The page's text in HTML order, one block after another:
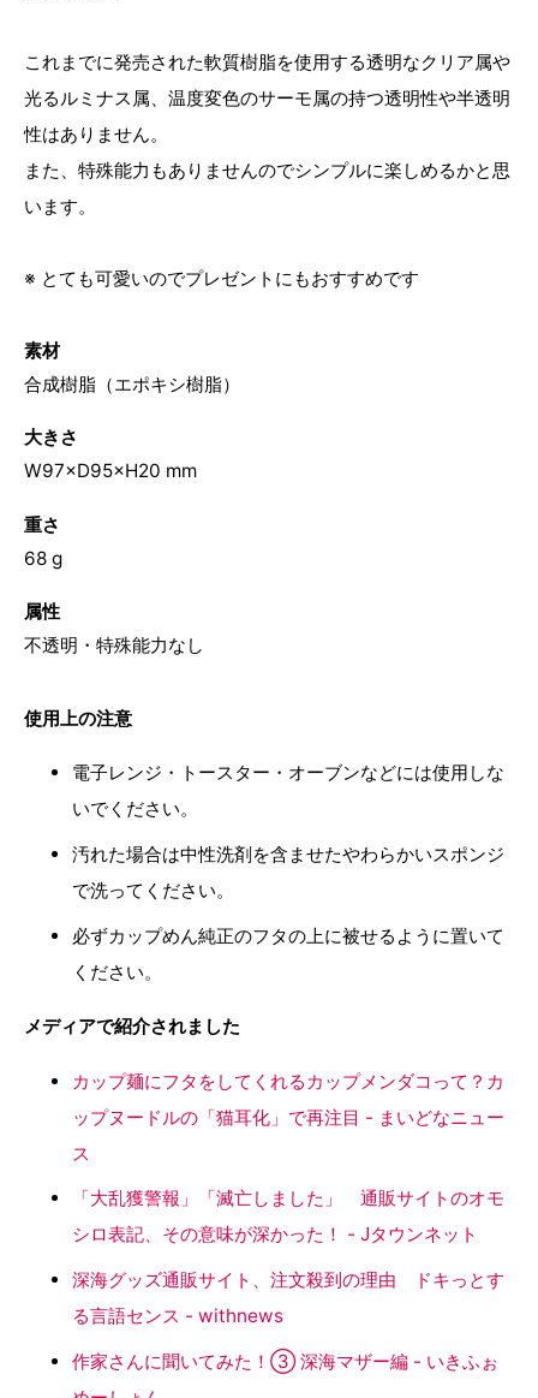
これまでに発売された軟質樹脂を使用する透明なクリア属や
光るルミナス属、温度変色のサーモ属の持つ透明性や半透明
性はありません。
また、特殊能力もありませんのでシンプルに楽しめるかと思
います。
※ とても可愛いのでプレゼントにもおすすめです
素材
合成樹脂（エポキシ樹脂）
大きさ
W97×D95×H20 mm
重さ
68 g
属性
不透明・特殊能力なし
使用上の注意
電子レンジ・トースター・オーブンなどには使用しな
いでください。
汚れた場合は中性洗剤を含ませたやわらかいスポンジ
で洗ってください。
必ずカップめん純正のフタの上に被せるように置いて
ください。
メディアで紹介されました
カップ麺にフタをしてくれるカップメンダコって？カ
ップヌードルの「猫耳化」で再注目 - まいどなニュー
ス
「大乱獲警報」「滅亡しました」 通販サイトのオモ
シロ表記、その意味が深かった！ - Jタウンネット
深海グッズ通販サイト、注文殺到の理由 ドキっとす
る言語センス - withnews
作家さんに聞いてみた！③ 深海マザー編 - いきふぉ